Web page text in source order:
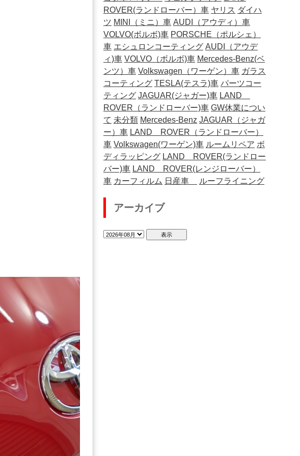
ROVER(ランドローバー）車 ヤリス ダイハ
ツ MINI（ミニ）車 AUDI（アウディ）車
VOLVO(ボルボ)車 PORSCHE（ポルシェ）
車 エシュロンコーティング AUDI（アウデ
ィ)車 VOLVO（ボルボ)車 Mercedes-Benz(ベ
ンツ）車 Volkswagen（ワーゲン）車 ガラス
コーティング TESLA(テスラ)車 パーツコー
ティング JAGUAR(ジャガー)車 LAND
ROVER（ランドローバー)車 GW休業につい
て 未分類 Mercedes-Benz JAGUAR（ジャガ
ー）車 LAND ROVER（ランドローバー）
車 Volkswagen(ワーゲン)車 ルームリペア ボ
ディラッピング LAND ROVER(ランドロー
バー)車 LAND ROVER(レンジローバー）
車 カーフィルム 日産車 ルーフライニング
アーカイブ